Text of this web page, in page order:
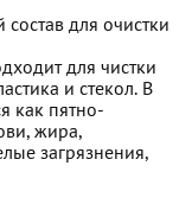
для очистки
для чистки
и стекол. В
как пятно-
жира,
загрязнения,